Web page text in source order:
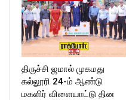
திருச்சி ஜமால் முகமது
கல்லூரி 24-ம் ஆண்டு
மகளிர் விளையாட்டு தின